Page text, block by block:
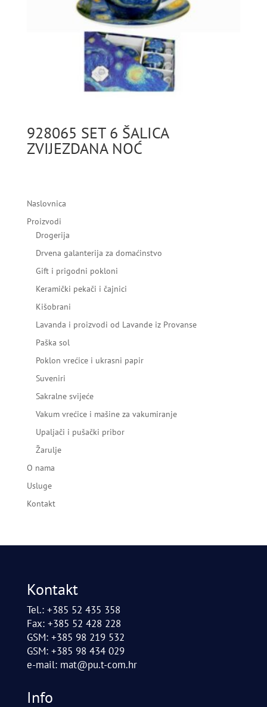
928065 SET 6 ŠALICA
ZVIJEZDANA NOĆ
Naslovnica
Proizvodi
Drogerija
Drvena galanterija za domaćinstvo
Gift i prigodni pokloni
Keramički pekači i čajnici
Kišobrani
Lavanda i proizvodi od Lavande iz Provanse
Paška sol
Poklon vrećice i ukrasni papir
Suveniri
Sakralne svijeće
Vakum vrećice i mašine za vakumiranje
Upaljači i pušački pribor
Žarulje
O nama
Usluge
Kontakt
Kontakt
Tel.: +385 52 435 358
Fax: +385 52 428 228
GSM: +385 98 219 532
GSM: +385 98 434 029
e-mail: mat@pu.t-com.hr
Info